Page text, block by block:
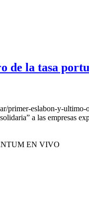
de la tasa
primer-eslabon-y-
a las empresas
EN VIVO